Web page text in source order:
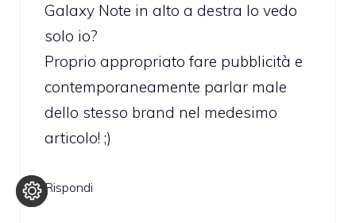
Galaxy Note in alto a destra lo vedo
solo io?
Proprio appropriato fare pubblicità e
contemporaneamente parlar male
dello stesso brand nel medesimo
articolo! ;)
Rispondi